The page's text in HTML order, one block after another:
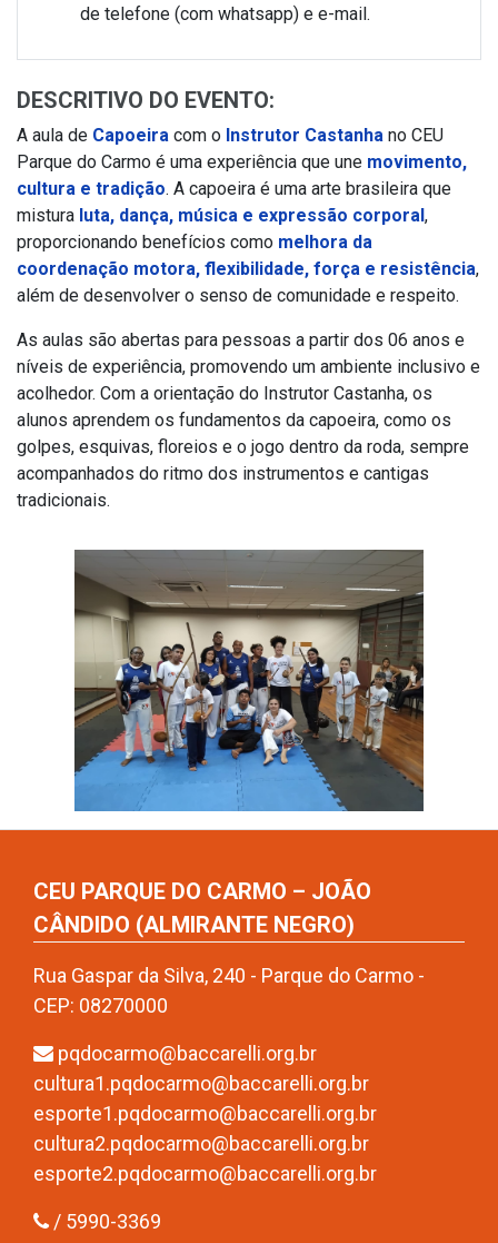
de telefone (com whatsapp) e e-mail.
DESCRITIVO DO EVENTO:
A aula de Capoeira com o Instrutor Castanha no CEU
Parque do Carmo é uma experiência que une movimento,
cultura e tradição. A capoeira é uma arte brasileira que
mistura luta, dança, música e expressão corporal ,
proporcionando benefícios como melhora da
coordenação motora, flexibilidade, força e resistência,
além de desenvolver o senso de comunidade e respeito.
As aulas são abertas para pessoas a partir dos 06 anos e
níveis de experiência, promovendo um ambiente inclusivo e
acolhedor. Com a orientação do Instrutor Castanha, os
alunos aprendem os fundamentos da capoeira, como os
golpes, esquivas, floreios e o jogo dentro da roda, sempre
acompanhados do ritmo dos instrumentos e cantigas
tradicionais.
CEU PARQUE DO CARMO – JOÃO
CÂNDIDO (ALMIRANTE NEGRO)
Rua Gaspar da Silva, 240 - Parque do Carmo -
CEP: 08270000
pqdocarmo@baccarelli.org.br
cultura1.pqdocarmo@baccarelli.org.br
esporte1.pqdocarmo@baccarelli.org.br
cultura2.pqdocarmo@baccarelli.org.br
esporte2.pqdocarmo@baccarelli.org.br
/ 5990-3369